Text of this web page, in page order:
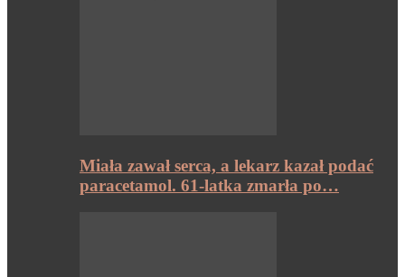
Miała zawał serca, a lekarz kazał podać
paracetamol. 61-latka zmarła po…